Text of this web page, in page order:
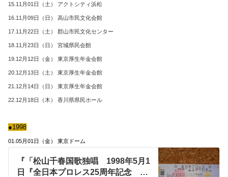
15.11月01日（土） アクトシティ浜松
16.11月09日（日） 高山市民文化会館
17.11月22日（土） 郡山市民文化センター
18.11月23日（日） 宮城県民会館
19.12月12日（金） 東京厚生年金会館
20.12月13日（土） 東京厚生年金会館
21.12月14日（日） 東京厚生年金会館
22.12月18日（木） 香川県県民ホール
●1998
01.05月01日（金） 東京ドーム
『「松山千春国歌独唱 1998年5月1
日『全日本プロレス25周年記念 東